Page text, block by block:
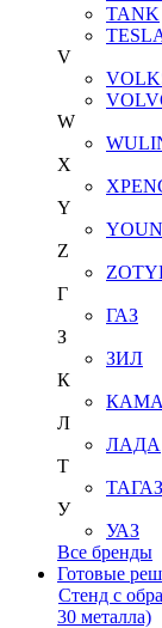
TANK
V
W
X
Y
Z
Г
ГАЗ
З
ЗИЛ
К
Л
ЛАДА
Т
ТАГАЗ
У
УАЗ
Все бренды
Готовые
Стенд с
30 металла)